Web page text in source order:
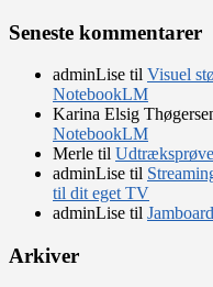
Seneste kommentarer
adminLise til Visuel
NotebookLM
Karina Elsig
NotebookLM
Merle til
adminLise til
til dit eget TV
adminLise til
Arkiver